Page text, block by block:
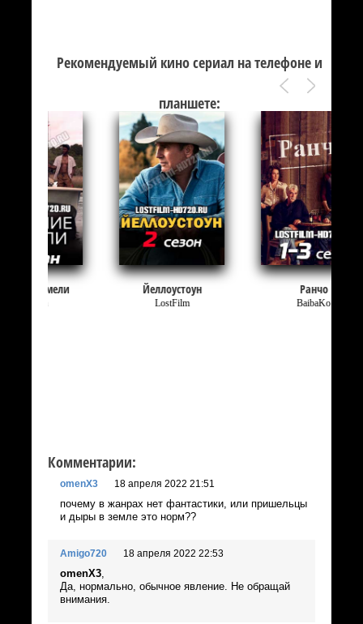
Рекомендуемый кино сериал на телефоне и
планшете:
Комментарии:
omenX3 18 апреля 2022 21:51
почему в жанрах нет фантастики, или пришельцы
и дыры в земле это норм??
Amigo720 18 апреля 2022 22:53
omenX3,
Да, нормально, обычное явление. Не обращай
внимания.